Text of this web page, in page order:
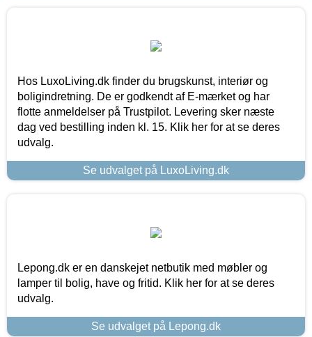
Hos LuxoLiving.dk finder du brugskunst, interiør og
boligindretning. De er godkendt af E-mærket og har
flotte anmeldelser på Trustpilot. Levering sker næste
dag ved bestilling inden kl. 15. Klik her for at se deres
udvalg.
Se udvalget på LuxoLiving.dk
Lepong.dk er en danskejet netbutik med møbler og
lamper til bolig, have og fritid. Klik her for at se deres
udvalg.
Se udvalget på Lepong.dk